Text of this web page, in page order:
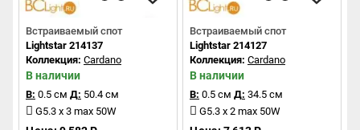
Встраиваемый спот
Lightstar 214137
Коллекция: Cardano
В наличии
В: 0.5 см Д: 50.4 см
G5.3 x 3 max 50W
Встраиваемый спот
Lightstar 214127
Коллекция: Cardano
В наличии
В: 0.5 см Д: 34.5 см
G5.3 x 2 max 50W